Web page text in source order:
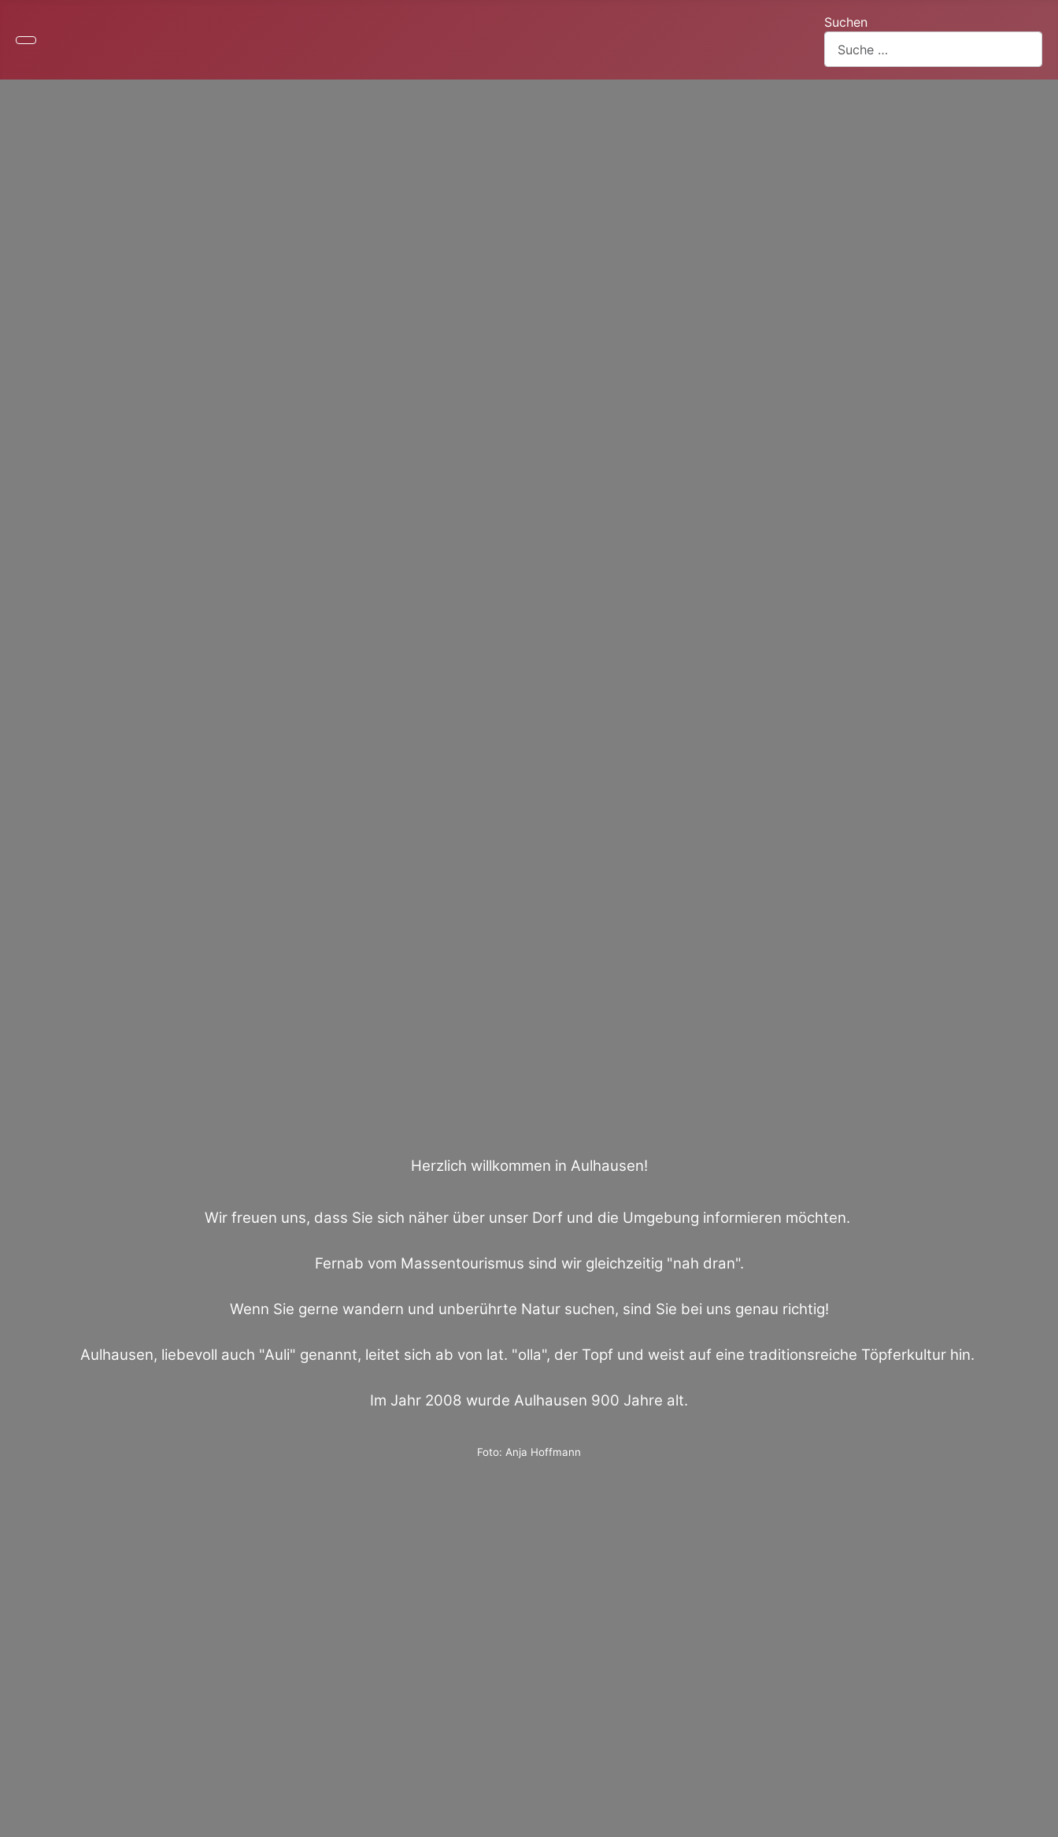
Suchen
Herzlich willkommen in Aulhausen!
Wir freuen uns, dass Sie sich näher über unser Dorf und die Umgebung informieren möchten.
Fernab vom Massentourismus sind wir gleichzeitig "nah dran".
Wenn Sie gerne wandern und unberührte Natur suchen, sind Sie bei uns genau richtig!
Aulhausen, liebevoll auch "Auli" genannt, leitet sich ab von lat. "olla", der Topf und weist auf eine traditionsreiche Töpferkultur hin.
Im Jahr 2008 wurde Aulhausen 900 Jahre alt.
Foto: Anja Hoffmann